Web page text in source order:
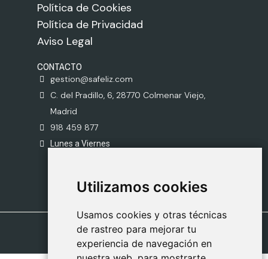
Utilizamos cookies
Usamos cookies y otras técnicas
de rastreo para mejorar tu
experiencia de navegación en
Utilizamos cookies
Usamos cookies y otras técnicas
de rastreo para mejorar tu
experiencia de navegación en
Política de Cookies
Política de Privacidad
Aviso Legal
CONTACTO
gestion@safeliz.com
C. del Pradillo, 6, 28770 Colmenar Viejo,
Madrid
918 459 877
Lunes a Viernes